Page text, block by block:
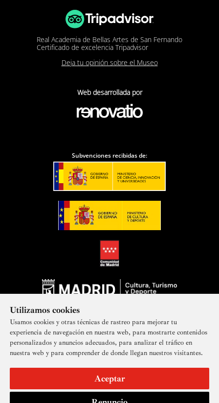
Utilizamos cookies
Usamos cookies y otras técnicas de rastreo para mejorar tu
experiencia de navegación en nuestra web, para mostrarte contenidos
personalizados y anuncios adecuados, para analizar el tráfico en
nuestra web y para comprender de donde llegan nuestros visitantes.
Aceptar
Real Academia de Bellas Artes de San Fernando
Certificado de excelencia Tripadvisor
Deja tu opinión sobre el Museo
Web desarrollada por
Subvenciones recibidas de:
Suscríbete a nuestra newsletter